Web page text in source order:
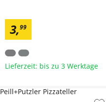
3,99
Lieferzeit: bis zu 3 Werktage
Peill+Putzler Pizzateller